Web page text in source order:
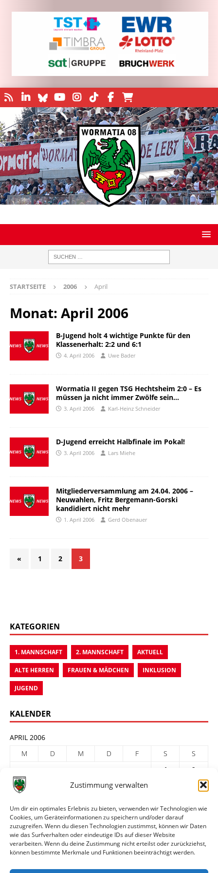
Zustimmung verwalten
Um dir ein optimales Erlebnis zu bieten, verwenden wir Technologien wie
Cookies, um Geräteinformationen zu speichern und/oder darauf
zuzugreifen. Wenn du diesen Technologien zustimmst, können wir Daten
wie das Surfverhalten oder eindeutige IDs auf dieser Website
verarbeiten. Wenn du deine Zustimmung nicht erteilst oder zurückziehst,
können bestimmte Merkmale und Funktionen beeinträchtigt werden.
STARTSEITE 2006 April
Monat: April 2006
B-Jugend holt 4 wichtige Punkte für den
Klassenerhalt: 2:2 und 6:1
4. April 2006 Uwe Bader
Wormatia II gegen TSG Hechtsheim 2:0 – Es
müssen ja nicht immer Zwölfe sein…
3. April 2006 Karl-Heinz Schneider
D-Jugend erreicht Halbfinale im Pokal!
3. April 2006 Lars Miehe
Mitgliederversammlung am 24.04. 2006 –
Neuwahlen, Fritz Bergemann-Gorski
kandidiert nicht mehr
1. April 2006 Gerd Obenauer
« 1 2 3
KATEGORIEN
1. MANNSCHAFT 2. MANNSCHAFT AKTUELL
ALTE HERREN FRAUEN & MÄDCHEN INKLUSION
JUGEND
KALENDER
APRIL 2006
M
D M D F S
S
1
2
3
5 6 7
17
18 19 20 21 22
24
25 26 27 28 29
« März
Mai »
ARCHIV